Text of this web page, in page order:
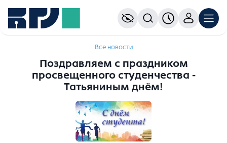
Все новости
Поздравляем с праздником
просвещенного студенчества -
Татьяниным днём!